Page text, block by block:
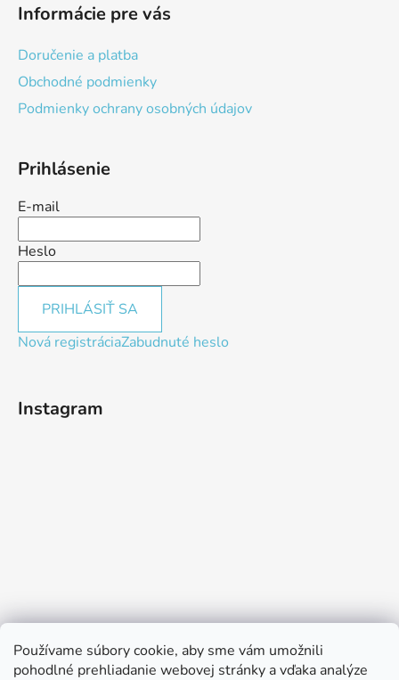
Používame súbory cookie, aby sme vám umožnili
pohodlné prehliadanie webovej stránky a vďaka analýze
Informácie pre vás
Doručenie a platba
Obchodné podmienky
Podmienky ochrany osobných údajov
Prihlásenie
E-mail
Heslo
PRIHLÁSIŤ SA
Nová registráciaZabudnuté heslo
Instagram